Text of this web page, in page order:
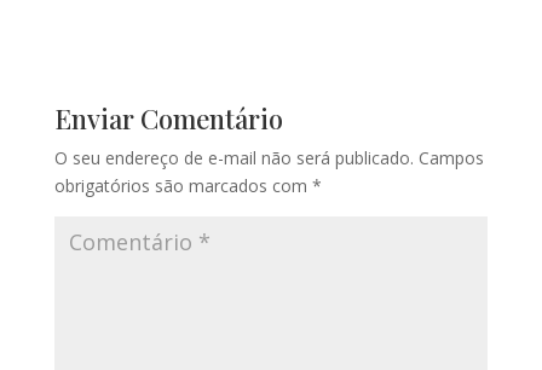
Enviar Comentário
O seu endereço de e-mail não será publicado. Campos
obrigatórios são marcados com *